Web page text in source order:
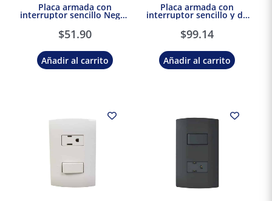
Placa armada con
interruptor sencillo Negro
Marisio Black
$51.90
Añadir al carrito
Placa armada con
interruptor sencillo y de
escalera Negro Marisio
Black
$99.14
Añadir al carrito